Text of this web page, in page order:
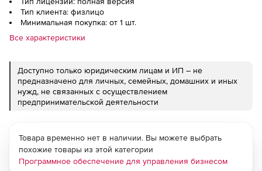
Тип клиента: физлицо
Минимальная покупка: от 1 шт.
Все характеристики
Доступно только юридическим лицам и ИП – не
предназначено для личных, семейных, домашних и иных
нужд, не связанных с осуществлением
предпринимательской деятельности
Товара временно нет в наличии. Вы можете выбрать
похожие товары из этой категории
Программное обеспечение для управления бизнесом